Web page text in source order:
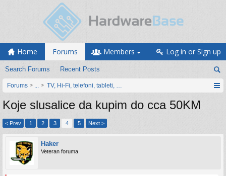
Home Forums
Search Forums Recent Posts
Members Log in or Sign up
Forums ... TV, Hi-Fi, telefoni, tableti, satovi, IoT oprema
Koje slusalice da kupim do cca 50KM
< Prev 1 2 3 4 5 Next >
Haker
Veteran foruma